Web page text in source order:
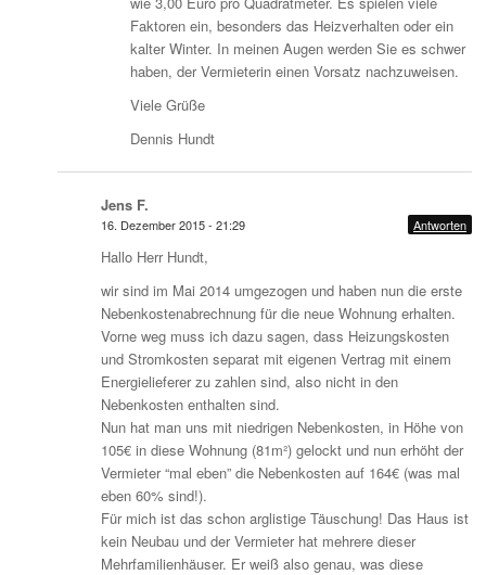
Faktoren ein, besonders das Heizverhalten oder ein
kalter Winter. In meinen Augen werden Sie es schwer
haben, der Vermieterin einen Vorsatz nachzuweisen.
Viele Grüße
Dennis Hundt
Jens F.
16. Dezember 2015 - 21:29 Antworten
Hallo Herr Hundt,
wir sind im Mai 2014 umgezogen und haben nun die erste
Nebenkostenabrechnung für die neue Wohnung erhalten.
Vorne weg muss ich dazu sagen, dass Heizungskosten
und Stromkosten separat mit eigenen Vertrag mit einem
Energielieferer zu zahlen sind, also nicht in den
Nebenkosten enthalten sind.
Nun hat man uns mit niedrigen Nebenkosten, in Höhe von
105€ in diese Wohnung (81m²) gelockt und nun erhöht der
Vermieter “mal eben” die Nebenkosten auf 164€ (was mal
eben 60% sind!).
Für mich ist das schon arglistige Täuschung! Das Haus ist
kein Neubau und der Vermieter hat mehrere dieser
Mehrfamilienhäuser. Er weiß also genau, was diese